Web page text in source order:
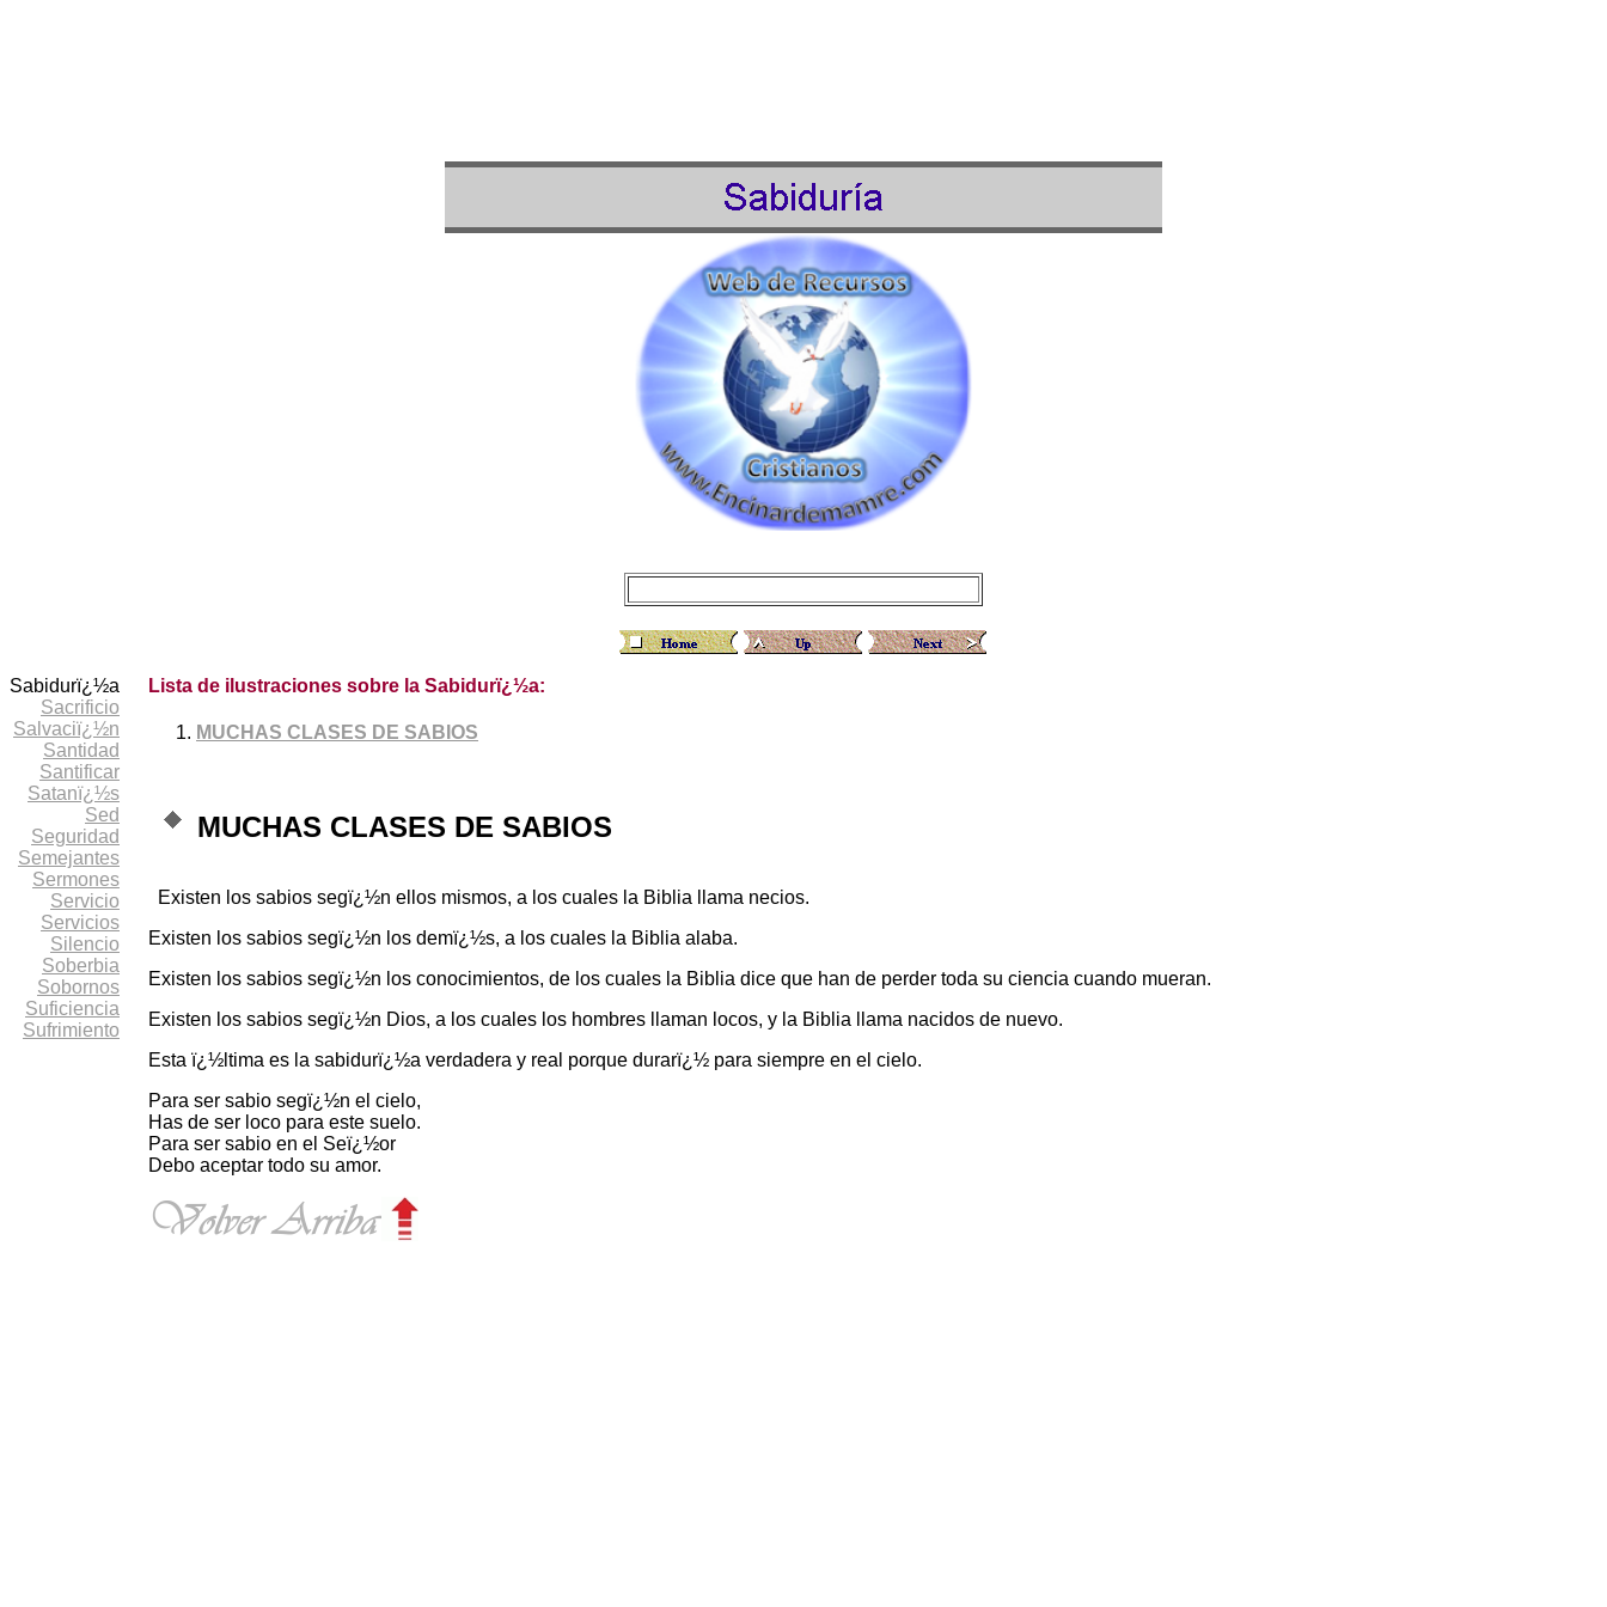
Sabidurï¿½a
Sacrificio
Salvaciï¿½n
Santidad
Santificar
Satanï¿½s
Sed
Seguridad
Semejantes
Sermones
Servicio
Servicios
Silencio
Soberbia
Sobornos
Suficiencia
Sufrimiento
Lista de ilustraciones sobre la Sabidurï¿½a:
MUCHAS CLASES DE SABIOS
MUCHAS CLASES DE SABIOS
Existen los sabios segï¿½n ellos mismos, a los cuales la Biblia llama necios.
Existen los sabios segï¿½n los demï¿½s, a los cuales la Biblia alaba.
Existen los sabios segï¿½n los conocimientos, de los cuales la Biblia dice que han de perder toda su ciencia cuando mueran.
Existen los sabios segï¿½n Dios, a los cuales los hombres llaman locos, y la Biblia llama nacidos de nuevo.
Esta ï¿½ltima es la sabidurï¿½a verdadera y real porque durarï¿½ para siempre en el cielo.
Para ser sabio segï¿½n el cielo,
Has de ser loco para este suelo.
Para ser sabio en el Seï¿½or
Debo aceptar todo su amor.